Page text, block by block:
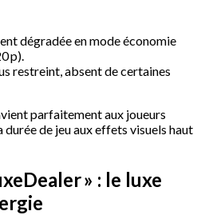
dégradée en mode économie
p).
restreint, absent de certaines
parfaitement aux joueurs
durée de jeu aux effets visuels haut
» : le luxe